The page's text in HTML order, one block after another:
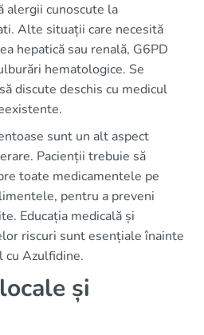
alergii cunoscute la
Alte situații care necesită
hepatică sau renală, G6PD
hematologice. Se
discute deschis cu medicul
sunt un alt aspect
Pacienții trebuie să
toate medicamentele pe
pentru a preveni
Educația medicală și
riscuri sunt esențiale înainte
cu Azulfidine.
și